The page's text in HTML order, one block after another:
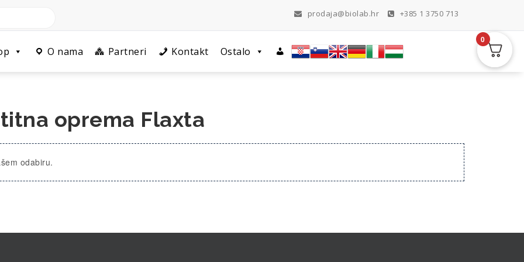
prodaja@biolab.hr +385 1 3750 713
O nama Partneri Kontakt Ostalo
oprema Flaxta
odabiru.
0